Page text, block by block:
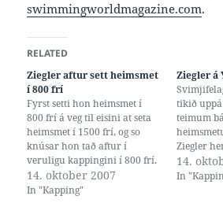
swimmingworldmagazine.com.
RELATED
Ziegler aftur sett heimsmet
í 800 frí
Fyrst setti hon heimsmet í
800 frí á veg til eisini at seta
heimsmet í 1500 frí, og so
knúsar hon tað aftur í
veruligu kappingini í 800 frí.
Laure Manaudou átti gamla
metið á 8:11.25, sum Ziegler
14. oktober 2007
In "Kapping"
Ziegler á
tikið
teimum
Ziegler
at tað er
dømis hjá
14.
In